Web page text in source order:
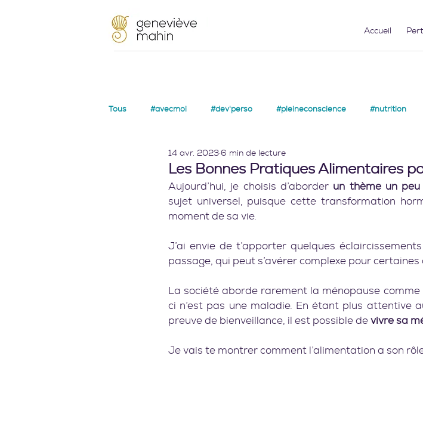
Accueil
Tous #avecmoi #dev'perso #pleineconscience #nutrition
Les Bonnes Pratiques Alimentaires
14 avr. 2023 6 min de lecture
Aujourd’hui, je choisis d’aborder un thème un peu
sujet universel, puisque cette transformation
moment de sa vie.
J’ai envie de t’apporter quelques
passage, qui peut s’avérer complexe pour certaines
La société aborde rarement la ménopause
ci n’est pas une maladie. En étant plus attentive
preuve de bienveillance, il est possible de vivre sa
Je vais te montrer comment l’alimentation a son